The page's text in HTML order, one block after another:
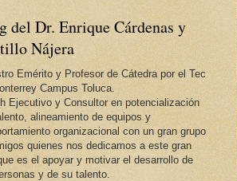
del Dr. Enrique Cárdenas y
Nájera
Emérito y Profesor de Cátedra por el Tec
Campus Toluca.
Ejecutivo y Consultor en potencialización
alineamiento de equipos y
organizacional con un gran grupo
quienes nos dedicamos a este gran
es el apoyar y motivar el desarrollo de
y de su talento.